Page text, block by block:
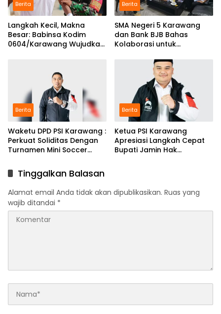
Berita
Langkah Kecil, Makna
Besar: Babinsa Kodim
0604/Karawang Wujudkan
Berita
SMA Negeri 5 Karawang
dan Bank BJB Bahas
Kolaborasi untuk
Berita
Waketu DPD PSI Karawang :
Perkuat Soliditas Dengan
Turnamen Mini Soccer
Berita
Ketua PSI Karawang
Apresiasi Langkah Cepat
Bupati Jamin Hak
Tinggalkan Balasan
Alamat email Anda tidak akan dipublikasikan. Ruas yang
wajib ditandai *